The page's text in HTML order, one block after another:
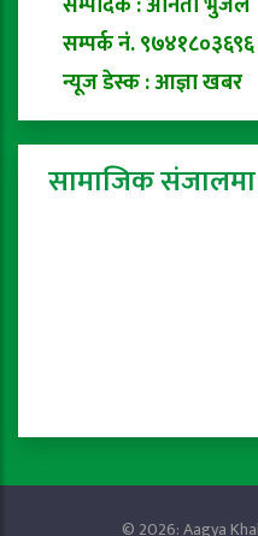
सम्पर्क नं. ९७४१८०३६९६
न्यूज डेस्क : आज्ञा खबर
सामाजिक संजालमा
© 2026: Aagya